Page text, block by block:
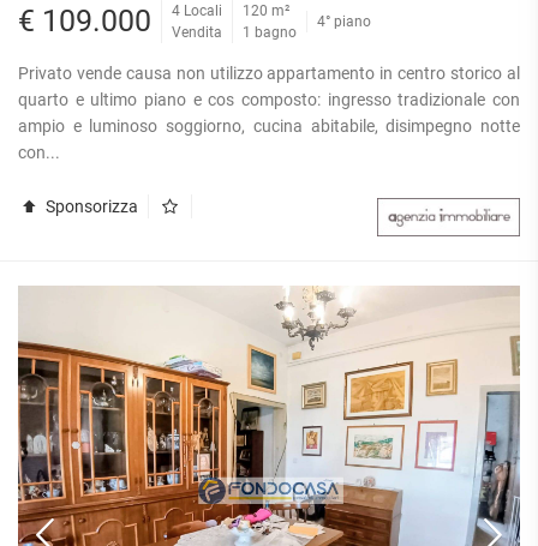
€ 109.000
4 Locali
Vendita
120 m²
1 bagno
4° piano
Privato vende causa non utilizzo appartamento in centro storico al
quarto e ultimo piano e cos composto: ingresso tradizionale con
ampio e luminoso soggiorno, cucina abitabile, disimpegno notte
con...
Sponsorizza